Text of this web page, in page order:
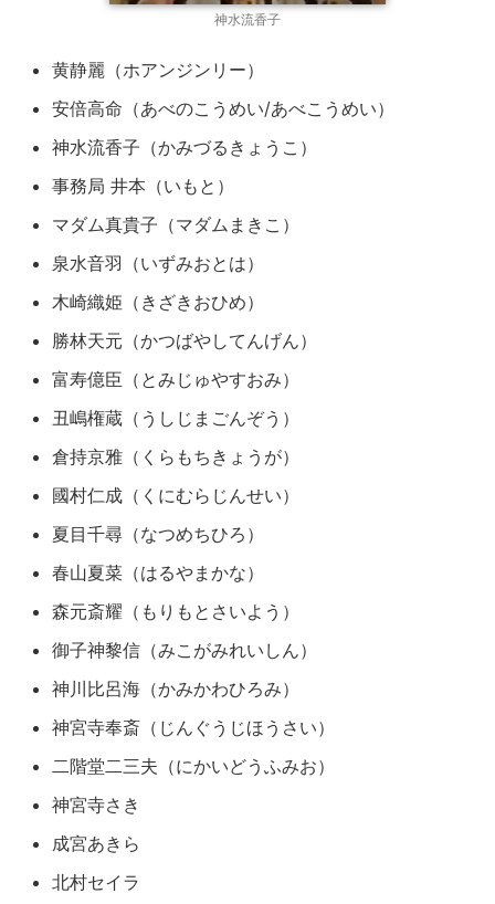
神水流香子
黄静麗（ホアンジンリー）
安倍高命（あべのこうめい/あべこうめい）
神水流香子（かみづるきょうこ）
事務局 井本（いもと）
マダム真貴子（マダムまきこ）
泉水音羽（いずみおとは）
木崎織姫（きざきおひめ）
勝林天元（かつばやしてんげん）
富寿億臣（とみじゅやすおみ）
丑嶋権蔵（うしじまごんぞう）
倉持京雅（くらもちきょうが）
國村仁成（くにむらじんせい）
夏目千尋（なつめちひろ）
春山夏菜（はるやまかな）
森元斎耀（もりもとさいよう）
御子神黎信（みこがみれいしん）
神川比呂海（かみかわひろみ）
神宮寺奉斎（じんぐうじほうさい）
二階堂二三夫（にかいどうふみお）
神宮寺さき
成宮あきら
北村セイラ